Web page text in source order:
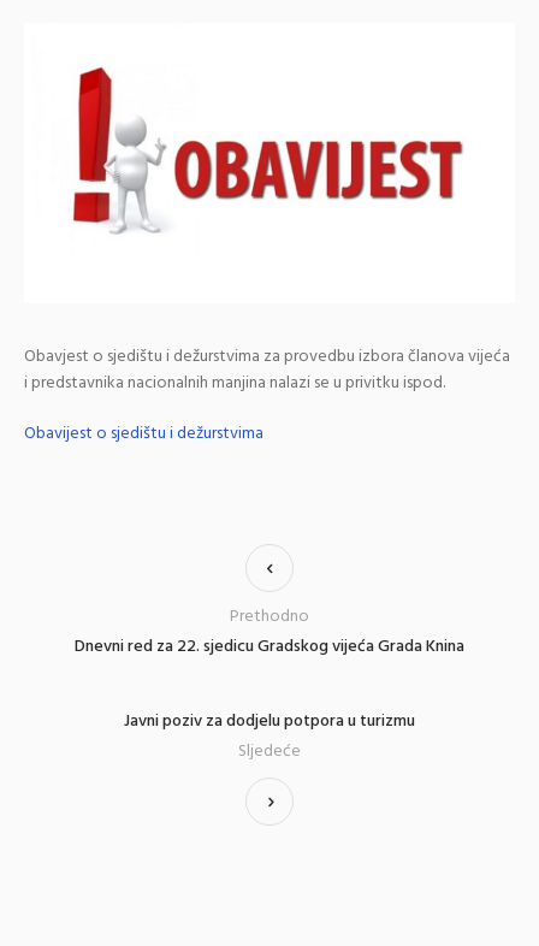
Obavjest o sjedištu i dežurstvima za provedbu izbora članova vijeća
i predstavnika nacionalnih manjina nalazi se u privitku ispod.
Obavijest o sjedištu i dežurstvima
Dnevni red za 22. sjedicu Gradskog vijeća Grada Knina
Prethodno
Javni poziv za dodjelu potpora u turizmu
Sljedeće